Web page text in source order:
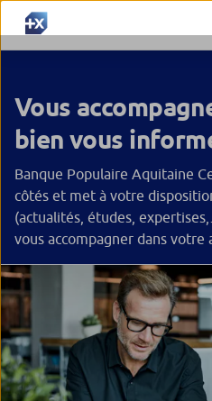
Vous
bien vous
Banque Populaire Aquitaine
côtés et met à votre
(actualités, études,
vous accompagner dans votre